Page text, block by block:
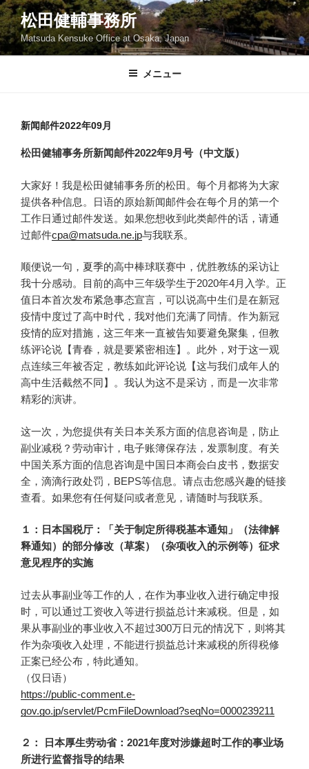
コ
ン
テ
ン
松田健輔事務所
Matsuda Kensuke Office at Osaka, Japan
メニュー
新闻邮件2022年09月
松田健辅事务所新闻邮件2022年9月号（中文版）
大家好！我是松田健辅事务所的松田。每个月都将为大家
提供各种信息。日语的原始新闻邮件会在每个月的第一个
工作日通过邮件发送。如果您想收到此类邮件的话，请通
过邮件cpa@matsuda.ne.jp与我联系。
顺便说一句，夏季的高中棒球联赛中，优胜教练的采访让
我十分感动。目前的高中三年级学生于2020年4月入学。正
值日本首次发布紧急事态宣言，可以说高中生们是在新冠
疫情中度过了高中时代，我对他们充满了同情。作为新冠
疫情的应对措施，这三年来一直被告知要避免聚集，但教
练评论说【青春，就是要紧密相连】。此外，对于这一观
点连续三年被否定，教练如此评论说【这与我们成年人的
高中生活截然不同】。我认为这不是采访，而是一次非常
精彩的演讲。
这一次，为您提供有关日本关系方面的信息咨询是，防止
副业减税？劳动审计，电子账簿保存法，发票制度。有关
中国关系方面的信息咨询是中国日本商会白皮书，数据安
全，滴滴行政处罚，BEPS等信息。请点击您感兴趣的链接
查看。如果您有任何疑问或者意见，请随时与我联系。
１：日本国税厅：「关于制定所得税基本通知」（法律解
释通知）的部分修改（草案）（杂项收入的示例等）征求
意见程序的实施
过去从事副业等工作的人，在作为事业收入进行确定申报
时，可以通过工资收入等进行损益总计来减税。但是，如
果从事副业的事业收入不超过300万日元的情况下，则将其
作为杂项收入处理，不能进行损益总计来减税的所得税修
正案已经公布，特此通知。
（仅日语）
https://public-comment.e-
gov.go.jp/servlet/PcmFileDownload?seqNo=0000239211
２： 日本厚生劳动省：2021年度对涉嫌超时工作的事业场
所进行监督指导的结果